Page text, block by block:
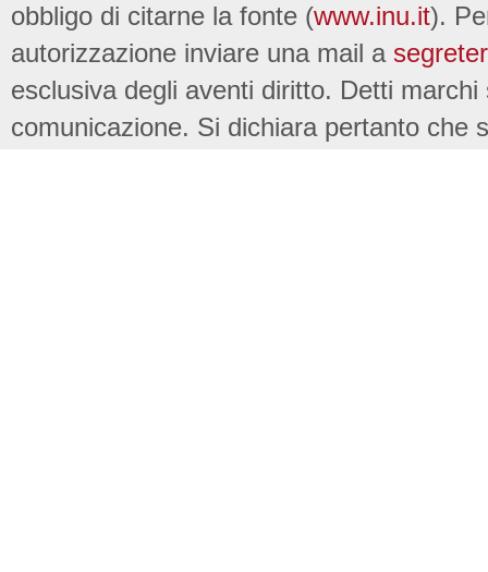
obbligo di citarne la fonte (www.inu.it).
autorizzazione inviare una mail a
esclusiva degli aventi diritto. Detti
comunicazione. Si dichiara pertanto che